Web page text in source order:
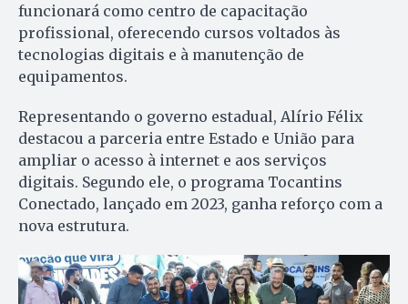
funcionará como centro de capacitação
profissional, oferecendo cursos voltados às
tecnologias digitais e à manutenção de
equipamentos.
Representando o governo estadual, Alírio Félix
destacou a parceria entre Estado e União para
ampliar o acesso à internet e aos serviços
digitais. Segundo ele, o programa Tocantins
Conectado, lançado em 2023, ganha reforço com a
nova estrutura.